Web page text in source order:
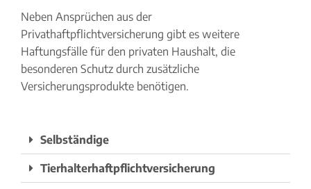
Neben Ansprüchen aus der
Privathaftpflichtversicherung gibt es weitere
Haftungsfälle für den privaten Haushalt, die
besonderen Schutz durch zusätzliche
Versicherungsprodukte benötigen.
Selbständige
Tierhalterhaftpflichtversicherung